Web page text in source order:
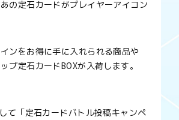
の定石カードがプレイヤーアイコン
ンをお得に手に入れられる商品や
プ定石カードBOXが入荷します。
て「定石カードバトル投稿キャンペ